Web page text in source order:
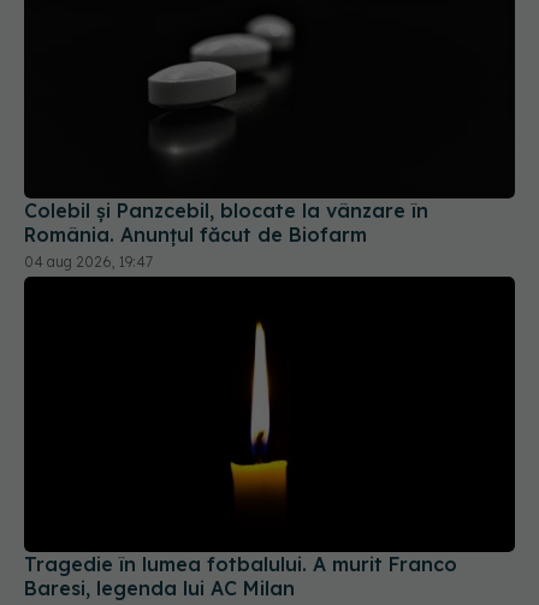
Colebil și Panzcebil, blocate la vânzare în
România. Anunțul făcut de Biofarm
04 aug 2026, 19:47
Tragedie în lumea fotbalului. A murit Franco
Baresi, legenda lui AC Milan